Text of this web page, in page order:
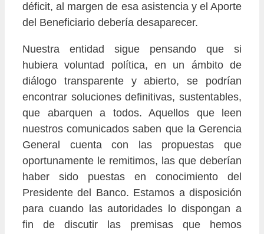
déficit, al margen de esa asistencia y el Aporte
del Beneficiario debería desaparecer.
Nuestra entidad sigue pensando que si
hubiera voluntad política, en un ámbito de
diálogo transparente y abierto, se podrían
encontrar soluciones definitivas, sustentables,
que abarquen a todos. Aquellos que leen
nuestros comunicados saben que la Gerencia
General cuenta con las propuestas que
oportunamente le remitimos, las que deberían
haber sido puestas en conocimiento del
Presidente del Banco. Estamos a disposición
para cuando las autoridades lo dispongan a
fin de discutir las premisas que hemos